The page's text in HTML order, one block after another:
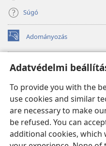
Adatvédelmi
To provide you with the
use cookies and similar
are necessary to make
be refused. You can
additional cookies, which
Súgó
Adományozás
(opens
new
Őrtorony ONLINE
(opens
window)JW Hub
(opens
new
window)JW Library
Watchtower Library